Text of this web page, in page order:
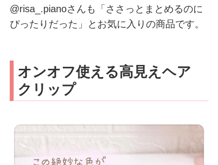
@risa_.pianoさんも「ささっとまとめるのに
ぴったりだった」とお気に入りの商品です。
オンオフ使える高見えヘア
クリップ